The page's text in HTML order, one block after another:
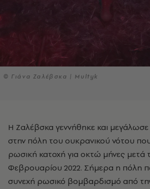
© Γιάνα Ζαλέβσκα | Multyk
Η Ζαλέβσκα γεννήθηκε και μεγάλωσε στη Χερσώνα,
στην πόλη του ουκρανικού νότου
ρωσική κατοχή για οκτώ μήνες μετά
Φεβρουαρίου 2022. Σήμερα η πόλη
συνεχή ρωσικό βομβαρδισμό από